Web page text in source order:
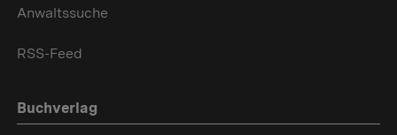
Anwaltssuche
RSS-Feed
Buchverlag